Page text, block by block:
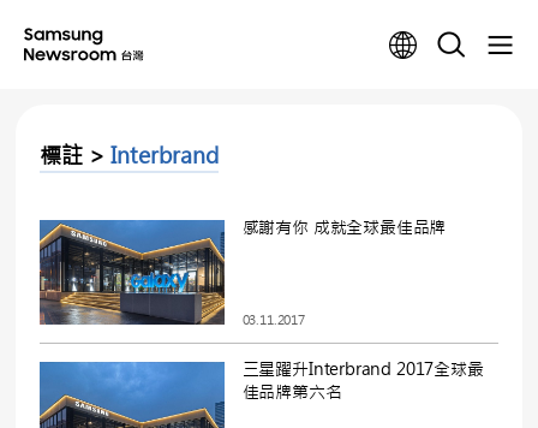
標註 > Interbrand
感謝有你 成就全球最佳品牌
03.11.2017
三星躍升Interbrand 2017全球最
佳品牌第六名